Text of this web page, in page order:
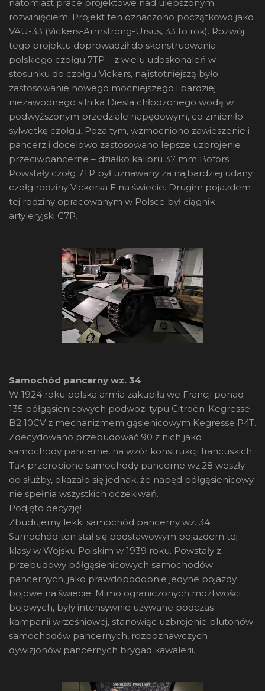
natomiast prace projektowe nad ulepszonym
rozwinięciem. Projekt ten oznaczono początkowo jako
VAU-33 (Vickers-Armstrong-Ursus, 33 to rok). Rozwój
tego projektu doprowadził do skonstruowania
polskiego czołgu 7TP – z wielu udoskonaleń w
stosunku do czołgu Vickers, najistotniejszą było
zastosowanie nowego mocniejszego i bardziej
niezawodnego silnika Diesla chłodzonego wodą w
podwyższonym przedziale napędowym, co zmieniło
sylwetkę czołgu. Poza tym, wzmocniono zawieszenie i
pancerz i docelowo zastosowano lepsze uzbrojenie
przeciwpancerne – działko kalibru 37 mm Bofors.
Powstały czołg 7TP był uznawany za najbardziej udany
czołg rodziny Vickersa E na świecie. Drugim pojazdem
tej rodziny opracowanym w Polsce był ciągnik
artyleryjski C7P.
Samochód pancerny wz. 34
W 1924 roku polska armia zakupiła we Francji ponad
135 półgąsienicowych podwozi typu Citroën-Kegresse
B2 10CV z mechanizmem gąsienicowym Kegresse P4T.
Zdecydowano przebudować 90 z nich jako
samochody pancerne, na wzór konstrukcji francuskich.
Tak przerobione samochody pancerne wz.28 weszły
do służby, okazało się jednak, że napęd półgąsienicowy
nie spełnia wszystkich oczekiwań.
Podjęto decyzję!
Zbudujemy lekki samochód pancerny wz. 34.
Samochód ten stał się podstawowym pojazdem tej
klasy w Wojsku Polskim w 1939 roku. Powstały z
przebudowy półgąsienicowych samochodów
pancernych, jako prawdopodobnie jedyne pojazdy
bojowe na świecie. Mimo ograniczonych możliwości
bojowych, były intensywnie używane podczas
kampanii wrześniowej, stanowiąc uzbrojenie plutonów
samochodów pancernych, rozpoznawczych
dywizjonów pancernych brygad kawalerii.